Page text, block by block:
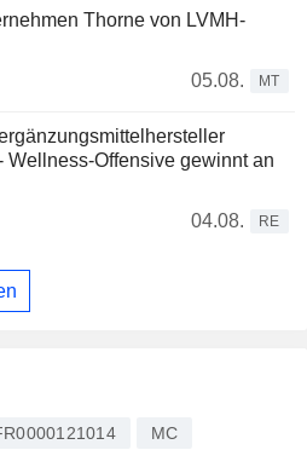
Thorne von LVMH-
05.08.
MT
Wellness-Offensive gewinnt an
04.08.
RE
MC